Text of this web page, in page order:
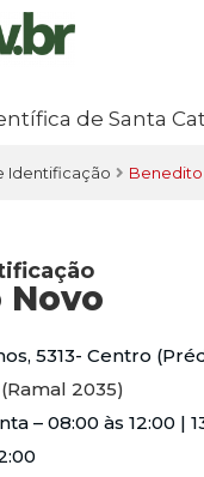
de Santa
Identificação
Novo
5313- Centro
2035)
– 08:00 às 12:00 |